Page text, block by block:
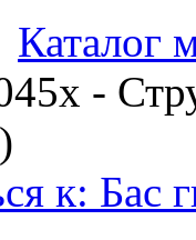
Каталог
-
к: Бас